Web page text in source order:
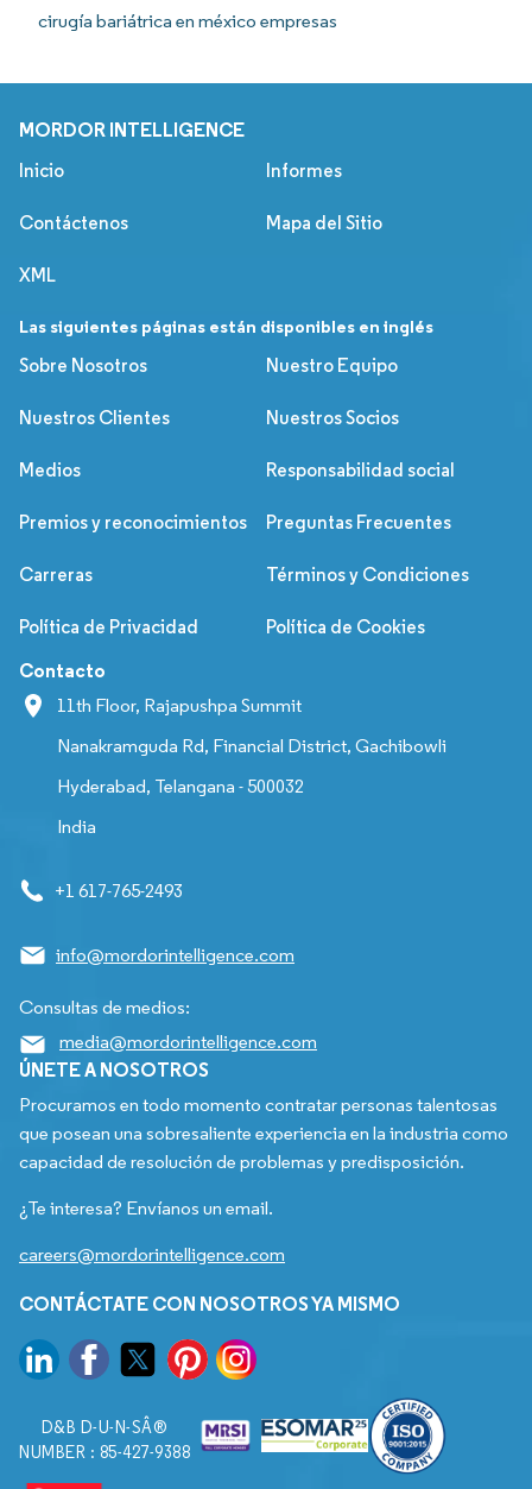
cirugía bariátrica en méxico empresas
MORDOR INTELLIGENCE
Inicio Informes
Contáctenos Mapa del Sitio
XML
Las siguientes páginas están disponibles en inglés
Sobre Nosotros
Nuestro Equipo
Nuestros Clientes Nuestros Socios
Medios Responsabilidad social
Premios y reconocimientos Preguntas Frecuentes
Carreras Términos y Condiciones
Política de Privacidad Política de Cookies
Contacto
11th Floor, Rajapushpa Summit
Nanakramguda Rd, Financial District, Gachibowli
Hyderabad, Telangana - 500032
India
+1 617-765-2493
info@mordorintelligence.com
Consultas de medios:
media@mordorintelligence.com
ÚNETE A NOSOTROS
Procuramos en todo momento contratar personas talentosas
que posean una sobresaliente experiencia en la industria como
capacidad de resolución de problemas y predisposición.
¿Te interesa? Envíanos un email.
careers@mordorintelligence.com
CONTÁCTATE CON NOSOTROS YA MISMO
D&B D-U-N-SÂ®
NUMBER : 85-427-9388